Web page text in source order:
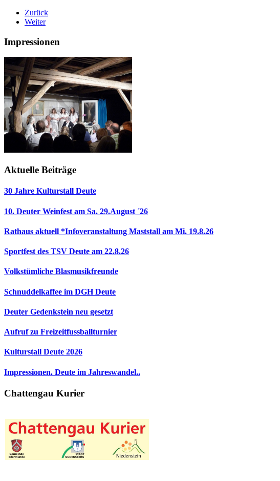
Zurück
Weiter
Impressionen
Aktuelle Beiträge
30 Jahre Kulturstall Deute
10. Deuter Weinfest am Sa. 29.August ´26
Rathaus aktuell *Infoveranstaltung Maststall am Mi. 19.8.26
Sportfest des TSV Deute am 22.8.26
Volkstümliche Blasmusikfreunde
Schnuddelkaffee im DGH Deute
Deuter Gedenkstein neu gesetzt
Aufruf zu Freizeitfussballturnier
Kulturstall Deute 2026
Impressionen. Deute im Jahreswandel..
Chattengau Kurier